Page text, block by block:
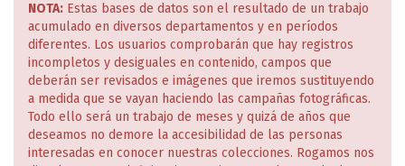
NOTA: Estas bases de datos son el resultado de un trabajo
acumulado en diversos departamentos y en períodos
diferentes. Los usuarios comprobarán que hay registros
incompletos y desiguales en contenido, campos que
deberán ser revisados e imágenes que iremos sustituyendo
a medida que se vayan haciendo las campañas fotográficas.
Todo ello será un trabajo de meses y quizá de años que
deseamos no demore la accesibilidad de las personas
interesadas en conocer nuestras colecciones. Rogamos nos